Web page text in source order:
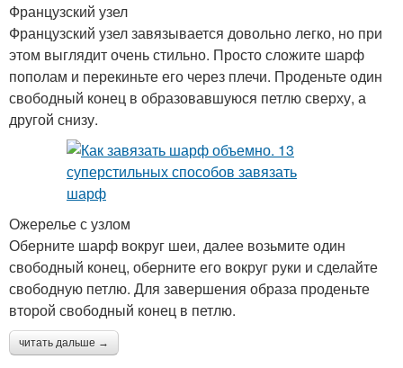
Французский узел
Французский узел завязывается довольно легко, но при
этом выглядит очень стильно. Просто сложите шарф
пополам и перекиньте его через плечи. Проденьте один
свободный конец в образовавшуюся петлю сверху, а
другой снизу.
Ожерелье с узлом
Оберните шарф вокруг шеи, далее возьмите один
свободный конец, оберните его вокруг руки и сделайте
свободную петлю. Для завершения образа проденьте
второй свободный конец в петлю.
читать дальше →